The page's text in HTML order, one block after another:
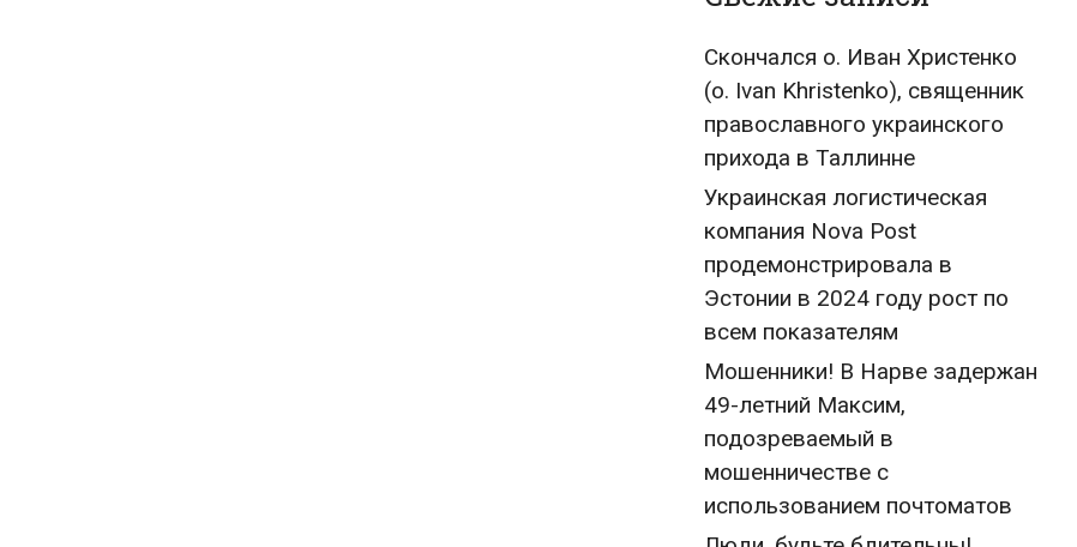
Скончался о. Иван Христенко
(о. Ivan Khristenko), священник
православного украинского
прихода в Таллинне
Украинская логистическая
компания Nova Post
продемонстрировала в
Эстонии в 2024 году рост по
всем показателям
Мошенники! В Нарве задержан
49-летний Максим,
подозреваемый в
мошенничестве с
использованием почтоматов